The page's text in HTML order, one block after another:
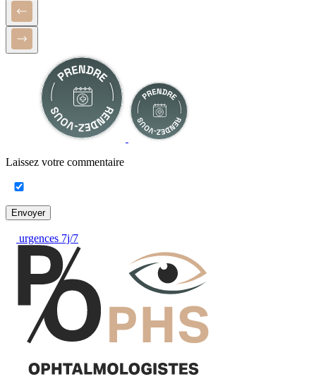
Laissez votre commentaire
Envoyer
urgences 7j/7